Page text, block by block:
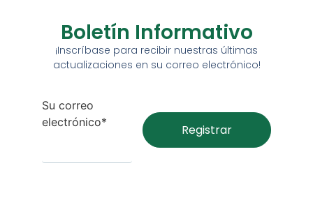
Boletín Informativo
¡Inscríbase para recibir nuestras últimas
actualizaciones en su correo electrónico!
Su correo
electrónico*